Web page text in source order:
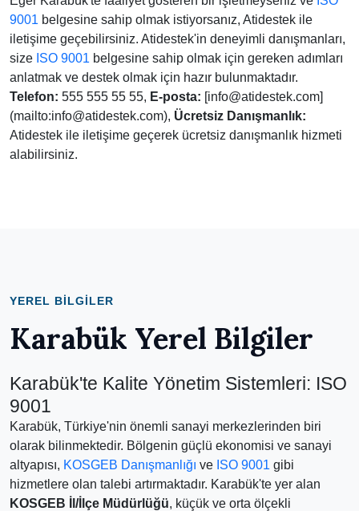
9001 belgesine sahip olmak istiyorsanız, Atidestek ile
iletişime geçebilirsiniz. Atidestek'in deneyimli danışmanları,
size ISO 9001 belgesine sahip olmak için gereken adımları
anlatmak ve destek olmak için hazır bulunmaktadır.
Telefon: 555 555 55 55, E-posta: [info@atidestek.com]
(mailto:info@atidestek.com), Ücretsiz Danışmanlık:
Atidestek ile iletişime geçerek ücretsiz danışmanlık hizmeti
alabilirsiniz.
YEREL BILGILER
Karabük Yerel Bilgiler
Karabük'te Kalite Yönetim Sistemleri: ISO
9001
Karabük, Türkiye'nin önemli sanayi merkezlerinden biri
olarak bilinmektedir. Bölgenin güçlü ekonomisi ve sanayi
altyapısı, KOSGEB Danışmanlığı ve ISO 9001 gibi
hizmetlere olan talebi artırmaktadır. Karabük'te yer alan
KOSGEB İl/İlçe Müdürlüğü, küçük ve orta ölçekli